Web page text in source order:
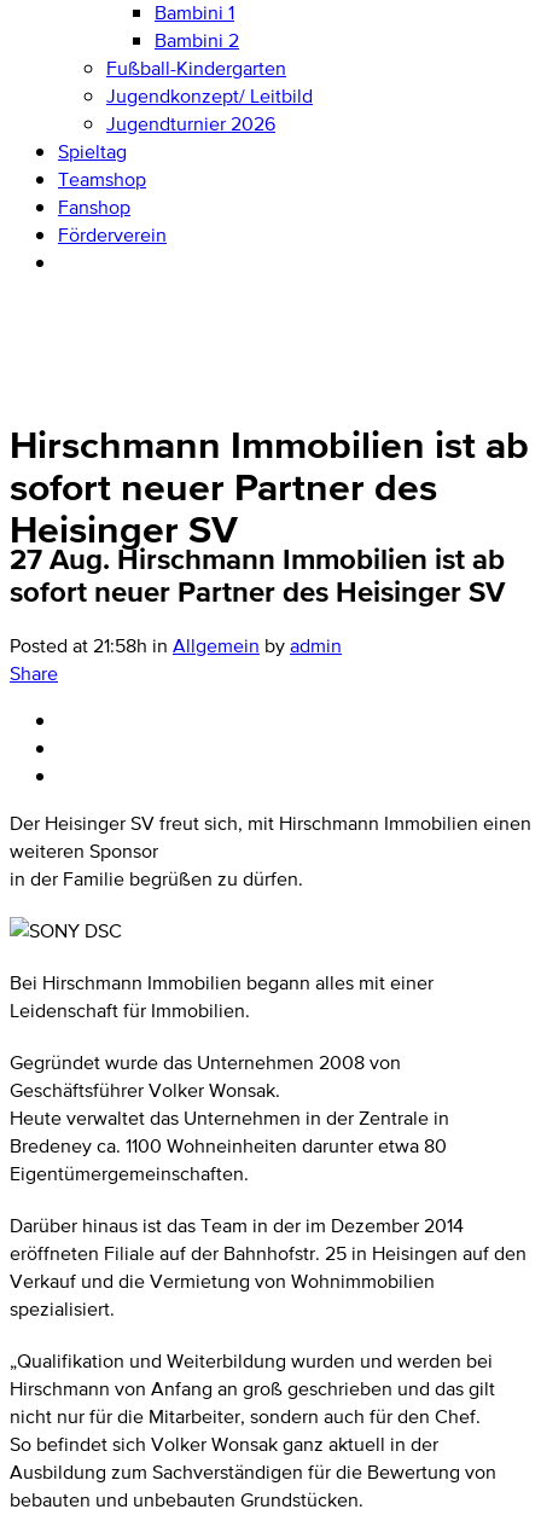
Bambini 1
Bambini 2
Fußball-Kindergarten
Jugendkonzept/ Leitbild
Jugendturnier 2026
Spieltag
Teamshop
Fanshop
Förderverein
Hirschmann Immobilien ist ab
sofort neuer Partner des
Heisinger SV
27 Aug. Hirschmann Immobilien ist ab
sofort neuer Partner des Heisinger SV
Posted at 21:58h in Allgemein byadmin
Share
Der Heisinger SV freut sich, mit Hirschmann Immobilien einen
weiteren Sponsor
in der Familie begrüßen zu dürfen.
Bei Hirschmann Immobilien begann alles mit einer
Leidenschaft für Immobilien.
Gegründet wurde das Unternehmen 2008 von
Geschäftsführer Volker Wonsak.
Heute verwaltet das Unternehmen in der Zentrale in
Bredeney ca. 1100 Wohneinheiten darunter etwa 80
Eigentümergemeinschaften.
Darüber hinaus ist das Team in der im Dezember 2014
eröffneten Filiale auf der Bahnhofstr. 25 in Heisingen auf den
Verkauf und die Vermietung von Wohnimmobilien
spezialisiert.
„Qualifikation und Weiterbildung wurden und werden bei
Hirschmann von Anfang an groß geschrieben und das gilt
nicht nur für die Mitarbeiter, sondern auch für den Chef.
So befindet sich Volker Wonsak ganz aktuell in der
Ausbildung zum Sachverständigen für die Bewertung von
bebauten und unbebauten Grundstücken.